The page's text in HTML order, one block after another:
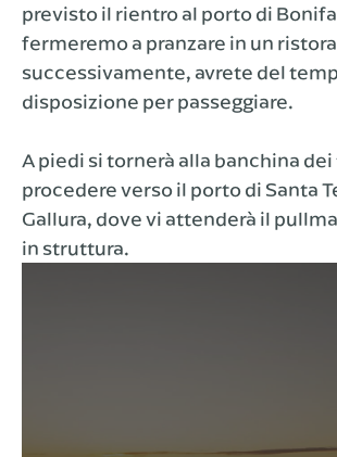
previsto il rientro al porto di
fermeremo a pranzare in un
successivamente, avrete del
disposizione per passeggiare.
A piedi si tornerà alla banchina
procedere verso il porto di Santa
Gallura, dove vi attenderà il
in struttura.